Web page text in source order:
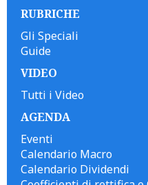
RUBRICHE
Gli Speciali
Guide
VIDEO
Tutti i Video
AGENDA
Eventi
Calendario Macro
Calendario Dividendi